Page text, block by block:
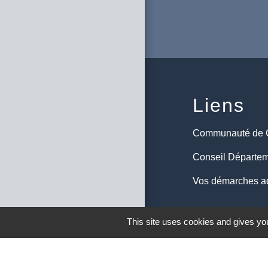
Liens
Communauté de
Conseil
Vos démarches
This site uses cookies and gives